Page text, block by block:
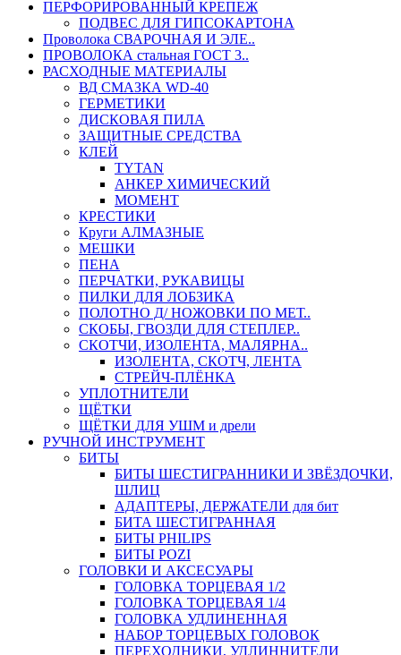
ПЕРФОРИРОВАННЫЙ КРЕПЕЖ
ПОДВЕС ДЛЯ ГИПСОКАРТОНА
Проволока СВАРОЧНАЯ И ЭЛЕ..
ПРОВОЛОКА стальная ГОСТ 3..
РАСХОДНЫЕ МАТЕРИАЛЫ
ВД СМАЗКА WD-40
ГЕРМЕТИКИ
ДИСКОВАЯ ПИЛА
ЗАЩИТНЫЕ СРЕДСТВА
КЛЕЙ
TYTAN
АНКЕР ХИМИЧЕСКИЙ
МОМЕНТ
КРЕСТИКИ
Круги АЛМАЗНЫЕ
МЕШКИ
ПЕНА
ПЕРЧАТКИ, РУКАВИЦЫ
ПИЛКИ ДЛЯ ЛОБЗИКА
ПОЛОТНО Д/ НОЖОВКИ ПО МЕТ..
СКОБЫ, ГВОЗДИ ДЛЯ СТЕПЛЕР..
СКОТЧИ, ИЗОЛЕНТА, МАЛЯРНА..
ИЗОЛЕНТА, СКОТЧ, ЛЕНТА
СТРЕЙЧ-ПЛЁНКА
УПЛОТНИТЕЛИ
ЩЁТКИ
ЩЁТКИ ДЛЯ УШМ и дрели
РУЧНОЙ ИНСТРУМЕНТ
БИТЫ
БИТЫ ШЕСТИГРАННИКИ И ЗВЁЗДОЧКИ,
ШЛИЦ
АДАПТЕРЫ, ДЕРЖАТЕЛИ для бит
БИТА ШЕСТИГРАННАЯ
БИТЫ PHILIPS
БИТЫ POZI
ГОЛОВКИ И АКСЕСУАРЫ
ГОЛОВКА ТОРЦЕВАЯ 1/2
ГОЛОВКА ТОРЦЕВАЯ 1/4
ГОЛОВКА УДЛИНЕННАЯ
НАБОР ТОРЦЕВЫХ ГОЛОВОК
ПЕРЕХОДНИКИ, УДЛИННИТЕЛИ